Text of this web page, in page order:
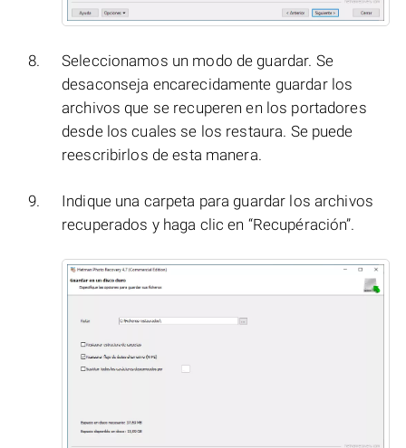
Seleccionamos un modo de guardar. Se
desaconseja encarecidamente guardar los
archivos que se recuperen en los portadores
desde los cuales se los restaura. Se puede
reescribirlos de esta manera.
Indique una carpeta para guardar los archivos
recuperados y haga clic en “Recupéración”.